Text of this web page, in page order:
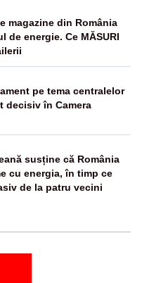
magazine din România
de energie. Ce MĂSURI
pe tema centralelor
decisiv în Camera
susține că România
cu energia, în timp ce
de la patru vecini